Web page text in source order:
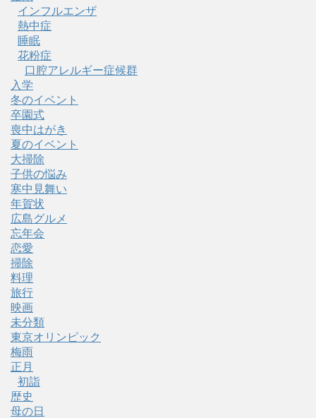
インフルエンザ
熱中症
睡眠
花粉症
口腔アレルギー症候群
入学
冬のイベント
卒園式
喪中はがき
夏のイベント
大掃除
子供の悩み
寒中見舞い
年賀状
広島グルメ
忘年会
恋愛
掃除
料理
旅行
映画
未分類
東京オリンピック
梅雨
正月
初詣
歴史
母の日